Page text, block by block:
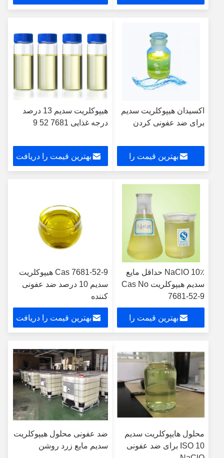
اکسیدان هیپوکلریت سدیم
برای ضد عفونی کردن
بهترین قیمت را
هیپوکلریت سدیم 13 درصد
درجه غذایی 7681 52 9
بهترین قیمت را دریافت
NaClO 10٪ حداقل مایع
سدیم هیپوکلریت Cas No
7681-52-9
بهترین قیمت را
Cas 7681-52-9 هیپوکلریت
سدیم 10 درصد ضد عفونی
کننده
بهترین قیمت را دریافت
محلول هایپوکلریت سدیم
ISO 10 برای ضد عفونی
ضد عفونی محلول هیپوکلریت
سدیم مایع زرد روشن